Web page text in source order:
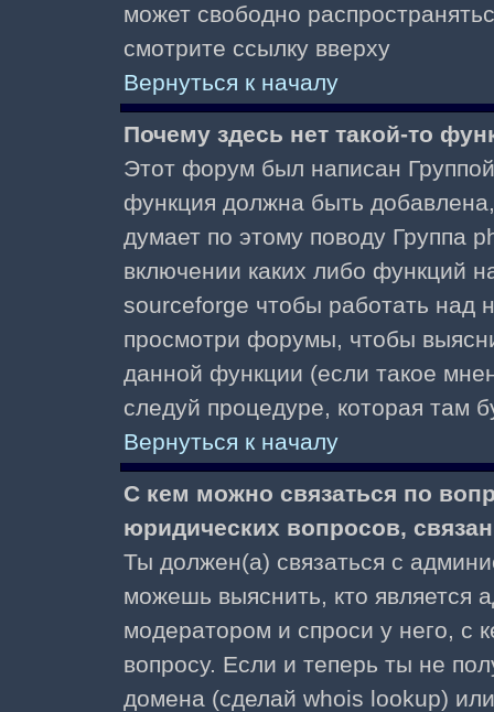
может свободно
смотрите ссылку вверху
Вернуться к началу
Почему здесь нет такой-то
Этот форум был написан
функция должна быть
думает по этому поводу Группа
включении каких либо функций
sourceforge чтобы работать над
просмотри форумы, чтобы
данной функции (если такое
следуй процедуре, которая там
Вернуться к началу
С кем можно связаться по
юридических вопросов,
Ты должен(а) связаться с
можешь выяснить, кто является
модератором и спроси у него, с
вопросу. Если и теперь ты не
домена (сделай whois lookup)